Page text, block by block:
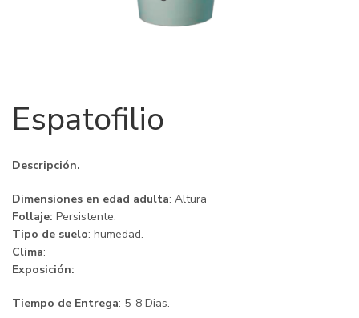
Espatofilio
Descripción.
Dimensiones en edad adulta: Altura
Follaje: Persistente.
Tipo de suelo: humedad.
Clima:
Exposición:
Tiempo de Entrega: 5-8 Dias.